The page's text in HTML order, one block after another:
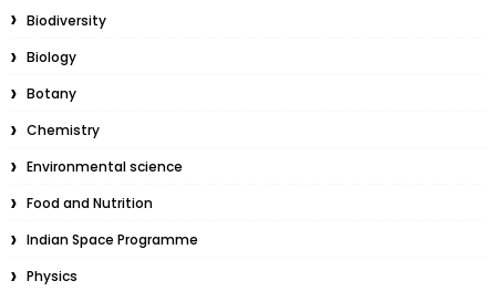
Biodiversity
Biology
Botany
Chemistry
Environmental science
Food and Nutrition
Indian Space Programme
Physics